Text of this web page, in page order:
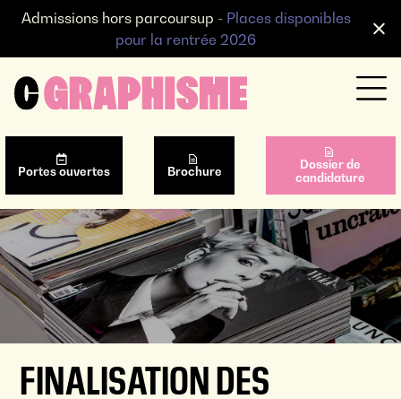
FINALISATION DES
Admissions hors parcoursup - Places disponibles
pour la rentrée 2026
Portes ouvertes Brochure
Dossier de
candidature